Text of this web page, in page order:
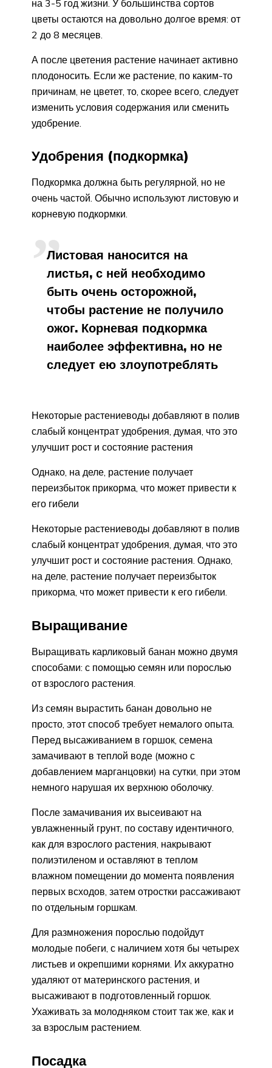
на 3-5 год жизни. У большинства сортов
цветы остаются на довольно долгое время: от
2 до 8 месяцев.
А после цветения растение начинает активно
плодоносить. Если же растение, по каким-то
причинам, не цветет, то, скорее всего, следует
изменить условия содержания или сменить
удобрение.
Удобрения (подкормка)
Подкормка должна быть регулярной, но не
очень частой. Обычно используют листовую и
корневую подкормки.
Листовая наносится на
листья, с ней необходимо
быть очень осторожной,
чтобы растение не получило
ожог. Корневая подкормка
наиболее эффективна, но не
следует ею злоупотреблять
Некоторые растениеводы добавляют в полив
слабый концентрат удобрения, думая, что это
улучшит рост и состояние растения
Однако, на деле, растение получает
переизбыток прикорма, что может привести к
его гибели
Некоторые растениеводы добавляют в полив
слабый концентрат удобрения, думая, что это
улучшит рост и состояние растения. Однако,
на деле, растение получает переизбыток
прикорма, что может привести к его гибели.
Выращивание
Выращивать карликовый банан можно двумя
способами: с помощью семян или порослью
от взрослого растения.
Из семян вырастить банан довольно не
просто, этот способ требует немалого опыта.
Перед высаживанием в горшок, семена
замачивают в теплой воде (можно с
добавлением марганцовки) на сутки, при этом
немного нарушая их верхнюю оболочку.
После замачивания их высеивают на
увлажненный грунт, по составу идентичного,
как для взрослого растения, накрывают
полиэтиленом и оставляют в теплом
влажном помещении до момента появления
первых всходов, затем отростки рассаживают
по отдельным горшкам.
Для размножения порослью подойдут
молодые побеги, с наличием хотя бы четырех
листьев и окрепшими корнями. Их аккуратно
удаляют от материнского растения, и
высаживают в подготовленный горшок.
Ухаживать за молодняком стоит так же, как и
за взрослым растением.
Посадка